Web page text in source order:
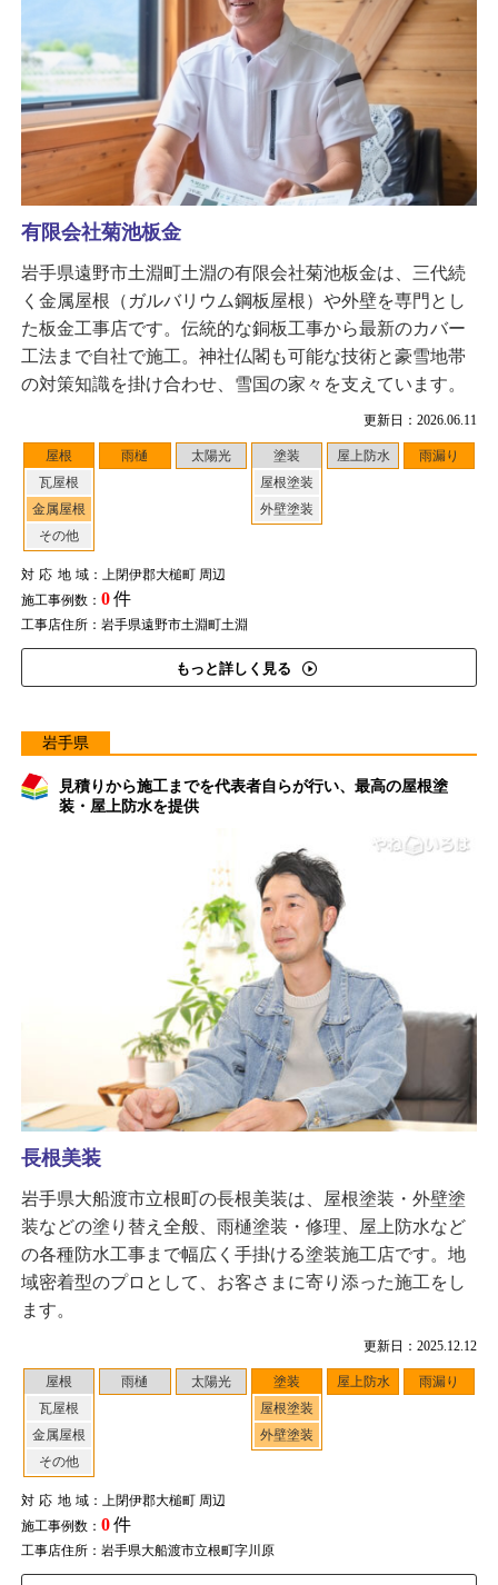
更新日：2026.06.11
屋根
瓦屋根
金属屋根
その他
雨樋 太陽光
塗装
屋根塗装
外壁塗装
屋上防水 雨漏り
対応地域：上閉伊郡大槌町 周辺
施工事例数： 0件
工事店住所：岩手県遠野市土淵町土淵
もっと詳しく見る
有限会社菊池板金
岩手県遠野市土淵町土淵の有限会社菊池板金は、三代続
く金属屋根（ガルバリウム鋼板屋根）や外壁を専門とし
た板金工事店です。伝統的な銅板工事から最新のカバー
工法まで自社で施工。神社仏閣も可能な技術と豪雪地帯
の対策知識を掛け合わせ、雪国の家々を支えています。
岩手県
見積りから施工までを代表者自らが行い、最高の屋根塗
装・屋上防水を提供
更新日：2025.12.12
屋根
瓦屋根
金属屋根
その他
雨樋 太陽光
塗装
屋根塗装
外壁塗装
屋上防水 雨漏り
対応地域：上閉伊郡大槌町 周辺
施工事例数： 0件
工事店住所：岩手県大船渡市立根町字川原
長根美装
岩手県大船渡市立根町の長根美装は、屋根塗装・外壁塗
装などの塗り替え全般、雨樋塗装・修理、屋上防水など
の各種防水工事まで幅広く手掛ける塗装施工店です。地
域密着型のプロとして、お客さまに寄り添った施工をし
ます。